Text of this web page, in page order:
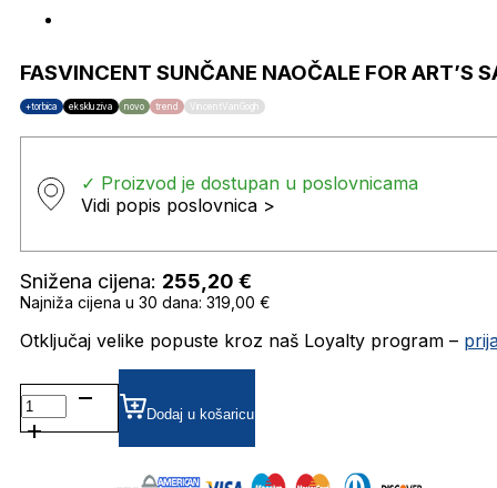
FASVINCENT SUNČANE NAOČALE FOR ART’S
+torbica ekskluziva novo trend VincentVanGogh
✓ Proizvod je dostupan u poslovnicama
Vidi popis poslovnica >
Snižena cijena: 255,20 €
Najniža cijena u 30 dana: 319,00 €
Otključaj velike popuste kroz naš Loyalty program –
FASVINCENT SUNČANE
NAOČALE
FOR
Dodaj u košaricu